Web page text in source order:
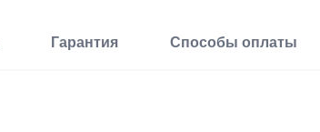
Гарантия Способы оплаты